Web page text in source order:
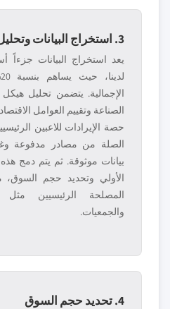
3. استخراج البيانات وتحليل السوق
يعد استخراج البيانات جزءاً
الإجمالية. يتضمن تحليل
الصناعة وتقييم العوامل
حصة الإيرادات للاعبين
الصلة من مصادر مدفوعة
بيانات موثوقة. ثم يتم دمج
الأولي وتحديد حجم
المصلحة الرئيسيين مثل
والجمعيات.
4. تحديد حجم السوق